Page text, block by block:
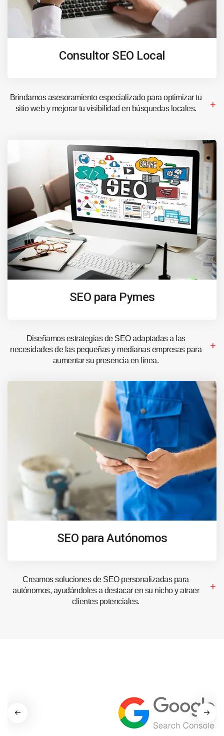
Consultor SEO Local
Brindamos asesoramiento especializado para optimizar tu
sitio web y mejorar tu visibilidad en búsquedas locales.
SEO para Pymes
Diseñamos estrategias de SEO adaptadas a las
necesidades de las pequeñas y medianas empresas para
aumentar su presencia en línea.
SEO para Autónomos
Creamos soluciones de SEO personalizadas para
autónomos, ayudándoles a destacar en su nicho y atraer
clientes potenciales.